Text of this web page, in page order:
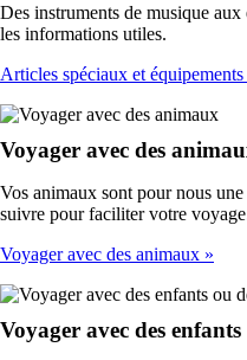
Des instruments de musique
les informations utiles.
Articles spéciaux et
Voyager avec des
Vos animaux sont pour nous
suivre pour faciliter votre
Voyager avec des animaux
Voyager avec des enfants